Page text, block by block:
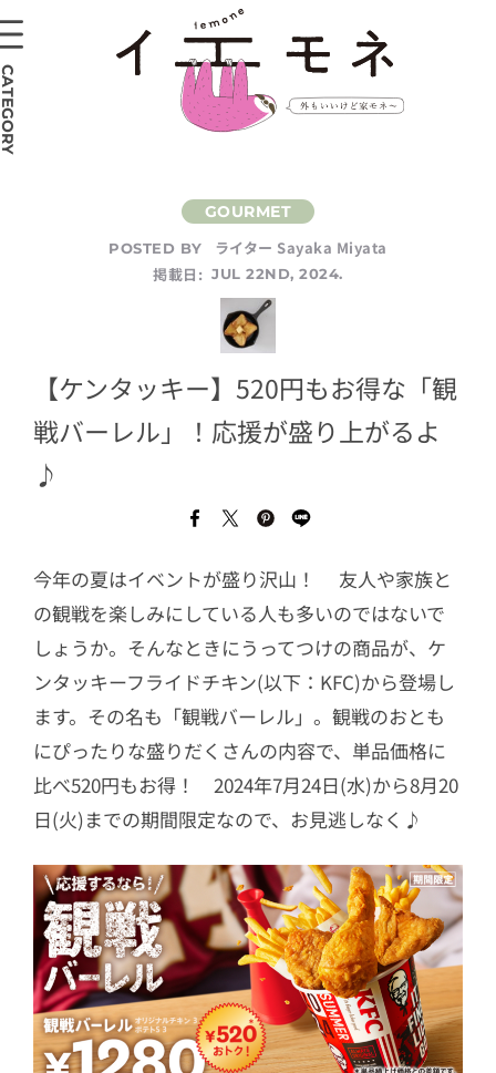
POSTED BY
ライター Sayaka Miyata
掲載日: JUL 22ND, 2024.
【ケンタッキー】520円もお得な「観
戦バーレル」！応援が盛り上がるよ
♪
今年の夏はイベントが盛り沢山！ 友人や家族と
の観戦を楽しみにしている人も多いのではないで
しょうか。そんなときにうってつけの商品が、ケ
ンタッキーフライドチキン(以下：KFC)から登場し
ます。その名も「観戦バーレル」。観戦のおとも
にぴったりな盛りだくさんの内容で、単品価格に
比べ520円もお得！ 2024年7月24日(水)から8月20
日(火)までの期間限定なので、お見逃しなく♪